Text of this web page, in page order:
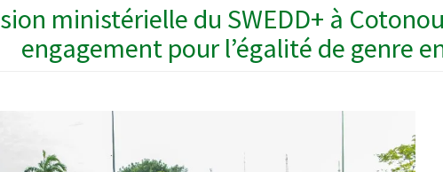
ministérielle du SWEDD+ à
engagement pour l’égalité de genre